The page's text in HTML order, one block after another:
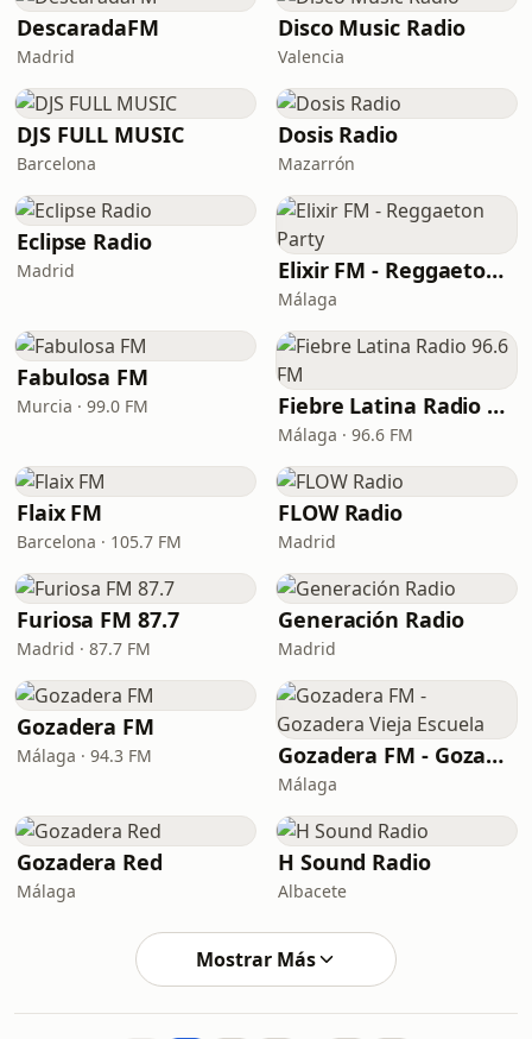
DescaradaFM
Madrid
Disco Music Radio
Valencia
DJS FULL MUSIC
Barcelona
Dosis Radio
Mazarrón
Eclipse Radio
Madrid Elixir FM - Reggaeton Party
Málaga
Fabulosa FM
Murcia · 99.0 FM Fiebre Latina Radio 96.6 FM
Málaga · 96.6 FM
Flaix FM
Barcelona · 105.7 FM
FLOW Radio
Madrid
Furiosa FM 87.7
Madrid · 87.7 FM
Generación Radio
Madrid
Gozadera FM
Málaga · 94.3 FM Gozadera FM - Gozadera Vieja Escuela
Málaga
Gozadera Red
Málaga
H Sound Radio
Albacete
Mostrar Más